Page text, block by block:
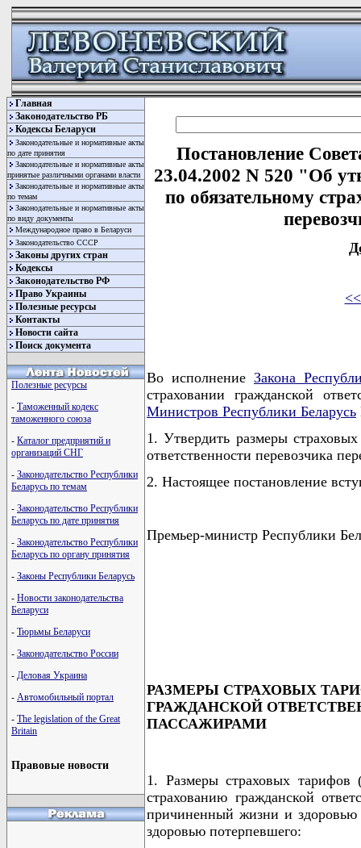
Главная
Законодательство РБ
Кодексы Беларуси
Законодательные и нормативные акты
по дате принятия
Законодательные и нормативные акты
принятые различными органами власти
Законодательные и нормативные акты
по темам
Законодательные и нормативные акты
по виду документы
Международное право в Беларуси
Законодательство СССР
Законы других стран
Кодексы
Законодательство РФ
Право Украины
Полезные ресурсы
Контакты
Новости сайта
Поиск документа
Полезные ресурсы
- Таможенный кодекс
таможенного союза
- Каталог предприятий и
организаций СНГ
- Законодательство Республики
Беларусь по темам
- Законодательство Республики
Беларусь по дате принятия
- Законодательство Республики
Беларусь по органу принятия
- Законы Республики Беларусь
- Новости законодательства
Беларуси
- Тюрьмы Беларуси
- Законодательство России
- Деловая Украина
- Автомобильный портал
- The legislation of the Great
Britain
Правовые новости
Постановление
23.04.2002 N 520 "Об
по обязательному
Во исполнение Закона
страховании гражданской
Министров Республики Беларусь
1. Утвердить размеры
ответственности перевозчика
2. Настоящее постановление
Премьер-министр Республики
РАЗМЕРЫ СТРАХОВЫХ
ГРАЖДАНСКОЙ
ПАССАЖИРАМИ
1. Размеры страховых тарифов
страхованию гражданской
причиненный жизни и здоровью
здоровью потерпевшего: